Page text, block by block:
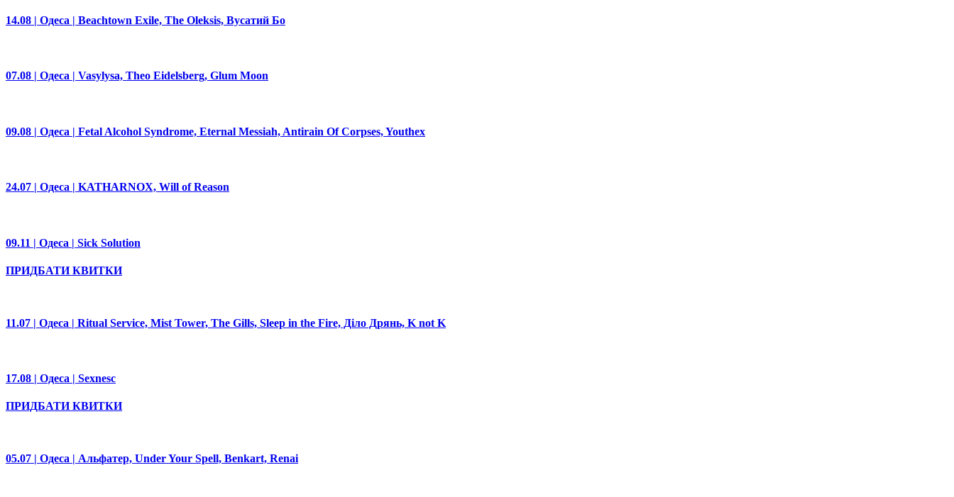
14.08 | Одеса | Beachtown Exile, The Oleksis, Вусатий Бо
07.08 | Одеса | Vasylysa, Theo Eidelsberg, Glum Moon
09.08 | Одеса | Fetal Alcohol Syndrome, Eternal Messiah, Antirain Of Corpses, Youthex
24.07 | Одеса | KATHARNOX, Will of Reason
09.11 | Одеса | Sick Solution
ПРИДБАТИ КВИТКИ
11.07 | Одеса | Ritual Service, Mist Tower, The Gills, Sleep in the Fire, Діло Дрянь, K not K
17.08 | Одеса | Sexnesc
ПРИДБАТИ КВИТКИ
05.07 | Одеса | Альфатер, Under Your Spell, Benkart, Renai